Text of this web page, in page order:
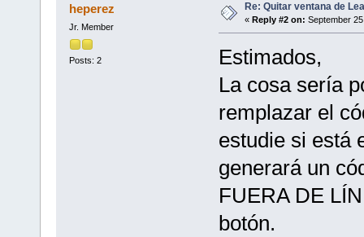
heperez
Jr. Member
Posts: 2
Re: Quitar ventana de
« Reply #2 on: September
Estimados,
La cosa sería
remplazar el
estudie si está
generará un
FUERA DE
botón.